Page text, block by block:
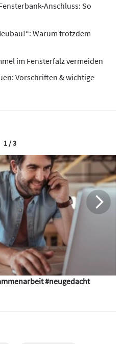
Anschluss: So
Warum trotzdem
im Fensterfalz vermeiden
Vorschriften & wichtige
#neugedacht
1 / 3